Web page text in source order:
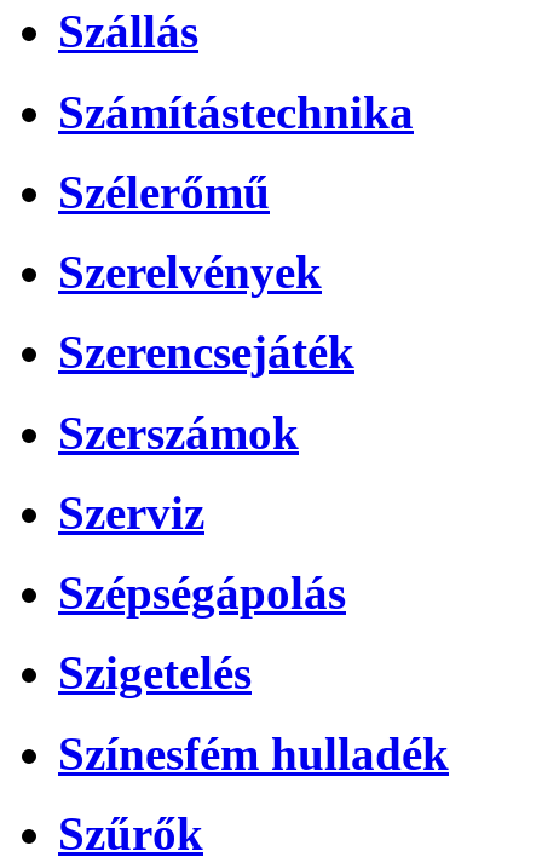
Szállás
Számítástechnika
Szélerőmű
Szerelvények
Szerencsejáték
Szerszámok
Szerviz
Szépségápolás
Szigetelés
Színesfém hulladék
Szűrők